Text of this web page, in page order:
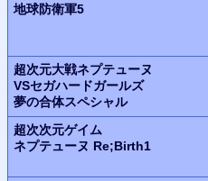
地球防衛軍5
超次元大戦ネプテューヌ
VSセガハードガールズ
夢の合体スペシャル
超次次元ゲイム
ネプテューヌ Re;Birth1